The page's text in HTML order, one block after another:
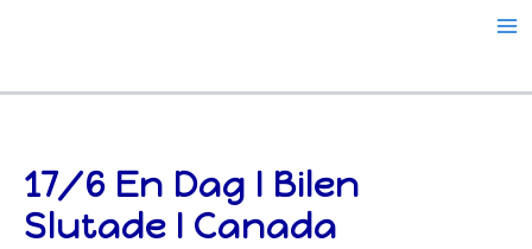
17/6 En Dag I Bilen
Slutade I Canada